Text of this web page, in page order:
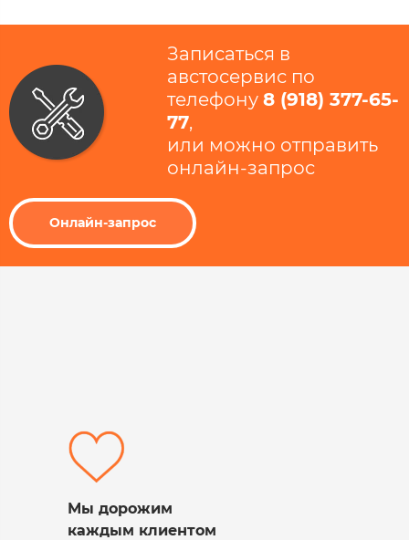
Записаться в
австосервис по
телефону 8 (918) 377-65-
77​,
или можно отправить
онлайн-запрос
Онлайн-запрос
Мы дорожим
каждым клиентом